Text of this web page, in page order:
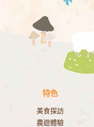
特色
美食探訪
農遊體驗